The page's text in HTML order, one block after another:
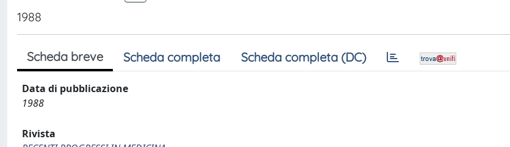
1988
Scheda breve Scheda completa Scheda completa (DC)
Data di pubblicazione
1988
Rivista